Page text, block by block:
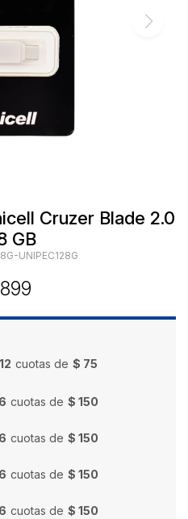
Cruzer Blade 2.0
GB
UNIPEC128G
899
12 cuotas de $ 75
6 cuotas de $ 150
6 cuotas de $ 150
6 cuotas de $ 150
6 cuotas de $ 150